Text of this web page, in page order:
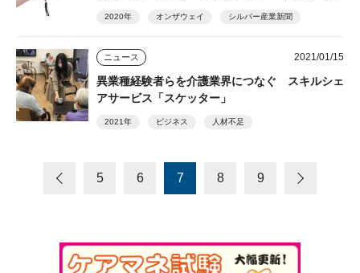
2020年 オンザウェイ シルバー産業新聞
ニュース 2021/01/15
異業種経験者らを介護業界につなぐ スキルシェ
アサービス「スケッター」
2021年 ビジネス 人材不足
5 6 7 8 9